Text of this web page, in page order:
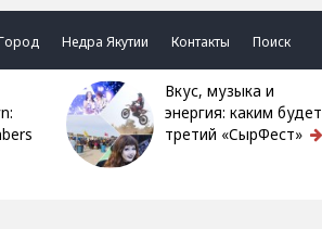
Недра Якутии Контакты Поиск
Вкус, музыка и
энергия: каким будет
третий «СырФест»